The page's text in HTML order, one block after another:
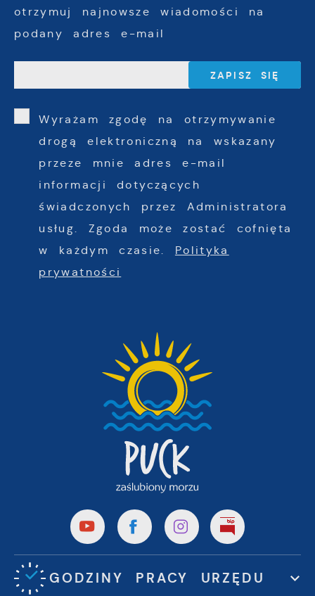
otrzymuj najnowsze wiadomości na
podany adres e-mail
Wyrażam zgodę na otrzymywanie
drogą elektroniczną na wskazany
przeze mnie adres e-mail
informacji dotyczących
świadczonych przez Administratora
usług. Zgoda może zostać cofnięta
w każdym czasie. Polityka
prywatności
GODZINY PRACY URZĘDU